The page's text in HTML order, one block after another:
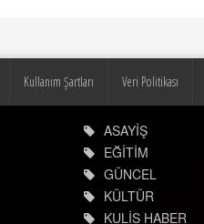
ASAYİŞ
EĞİTİM
GÜNCEL